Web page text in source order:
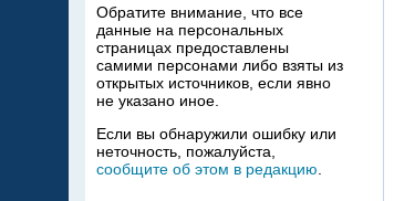
Обратите внимание, что все
данные на персональных
страницах предоставлены
самими персонами либо взяты из
открытых источников, если явно
не указано иное.
Если вы обнаружили ошибку или
неточность, пожалуйста,
сообщите об этом в редакцию